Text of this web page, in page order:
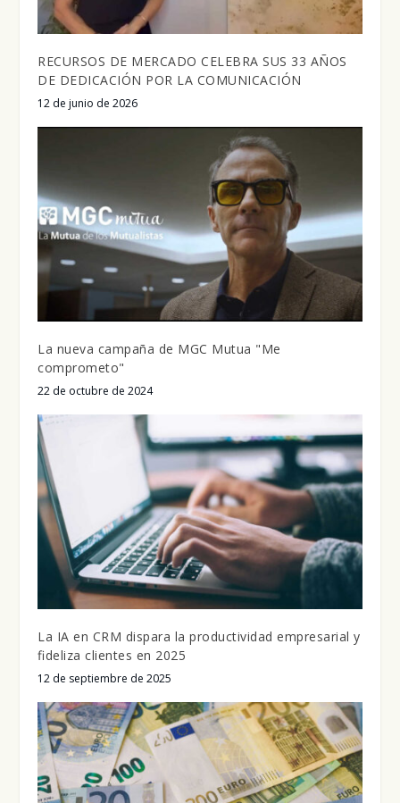
RECURSOS DE MERCADO CELEBRA SUS 33 AÑOS
DE DEDICACIÓN POR LA COMUNICACIÓN
12 de junio de 2026
La nueva campaña de MGC Mutua "Me
comprometo"
22 de octubre de 2024
La IA en CRM dispara la productividad empresarial y
fideliza clientes en 2025
12 de septiembre de 2025